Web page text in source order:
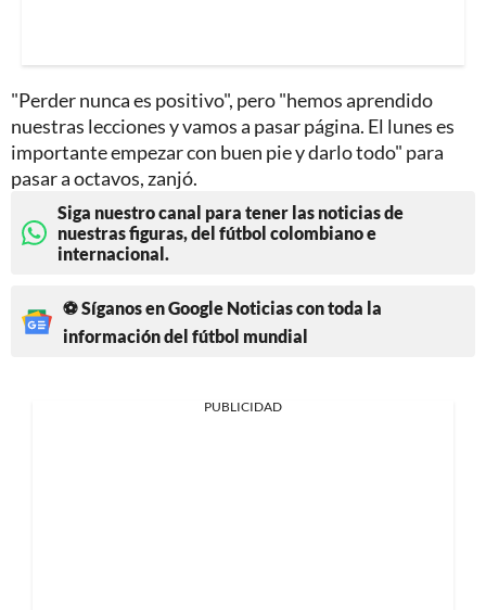
"Perder nunca es positivo", pero "hemos aprendido
nuestras lecciones y vamos a pasar página. El lunes es
importante empezar con buen pie y darlo todo" para
pasar a octavos, zanjó.
Siga nuestro canal para tener las noticias de
nuestras figuras, del fútbol colombiano e
internacional.
⚽ Síganos en Google Noticias con toda la
información del fútbol mundial
PUBLICIDAD